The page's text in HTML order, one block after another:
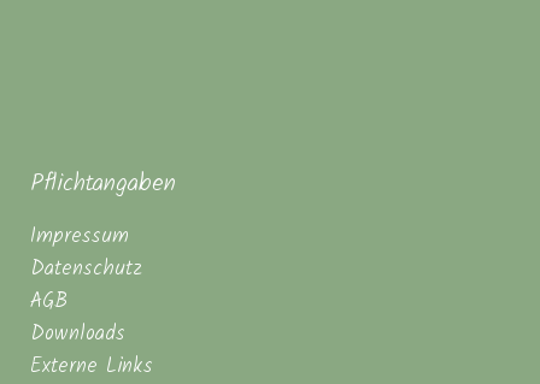
Pflichtangaben
Impressum
Datenschutz
AGB
Downloads
Externe Links